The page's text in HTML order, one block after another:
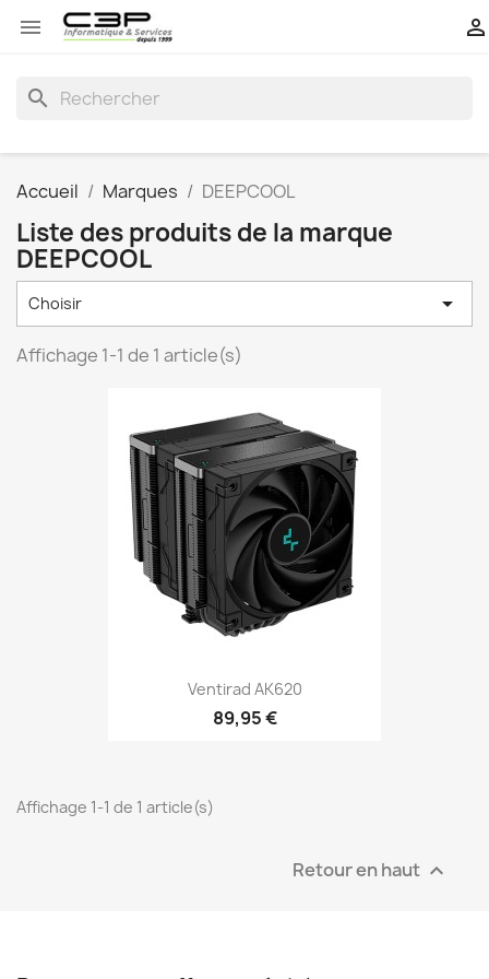
 
search
Accueil Marques DEEPCOOL
Liste des produits de la marque
DEEPCOOL
Choisir 
Affichage 1-1 de 1 article(s)
Ventirad AK620
89,95 €
Affichage 1-1 de 1 article(s)
Retour en haut 